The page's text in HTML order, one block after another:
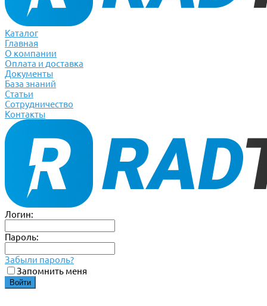
Каталог
Главная
О компании
Оплата и доставка
Документы
База знаний
Статьи
Сотрудничество
Контакты
Логин:
Пароль:
Забыли пароль?
Запомнить меня